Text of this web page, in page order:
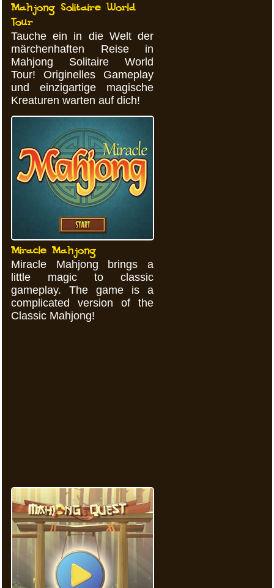
Mahjong Solitaire World
Tour
Tauche ein in die Welt der
märchenhaften Reise in
Mahjong Solitaire World
Tour! Originelles Gameplay
und einzigartige magische
Kreaturen warten auf dich!
Miracle Mahjong
Miracle Mahjong brings a
little magic to classic
gameplay. The game is a
complicated version of the
Classic Mahjong!